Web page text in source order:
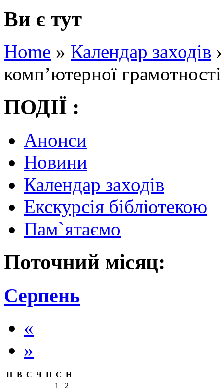
Ви є тут
Home » Календар заходів
комп’ютерної
ПОДІЇ :
Анонси
Новини
Календар заходів
Екскурсія бібліотекою
Пам`ятаємо
Поточний місяц:
Серпень
«
»
П В С Ч П С Н
1
2